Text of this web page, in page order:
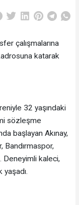
çalışmalarına
katarak
32 yaşındaki
sözleşme
başlayan Akınay,
Bandırmaspor,
Deneyimli kaleci,